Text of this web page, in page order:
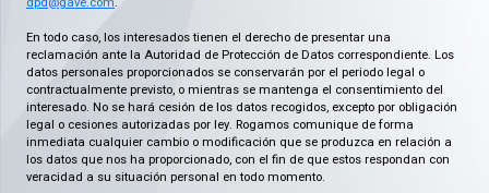
En todo caso, los interesados tienen el derecho de presentar una
reclamación ante la Autoridad de Protección de Datos correspondiente. Los
datos personales proporcionados se conservarán por el periodo legal o
contractualmente previsto, o mientras se mantenga el consentimiento del
interesado. No se hará cesión de los datos recogidos, excepto por obligación
legal o cesiones autorizadas por ley. Rogamos comunique de forma
inmediata cualquier cambio o modificación que se produzca en relación a
los datos que nos ha proporcionado, con el fin de que estos respondan con
veracidad a su situación personal en todo momento.